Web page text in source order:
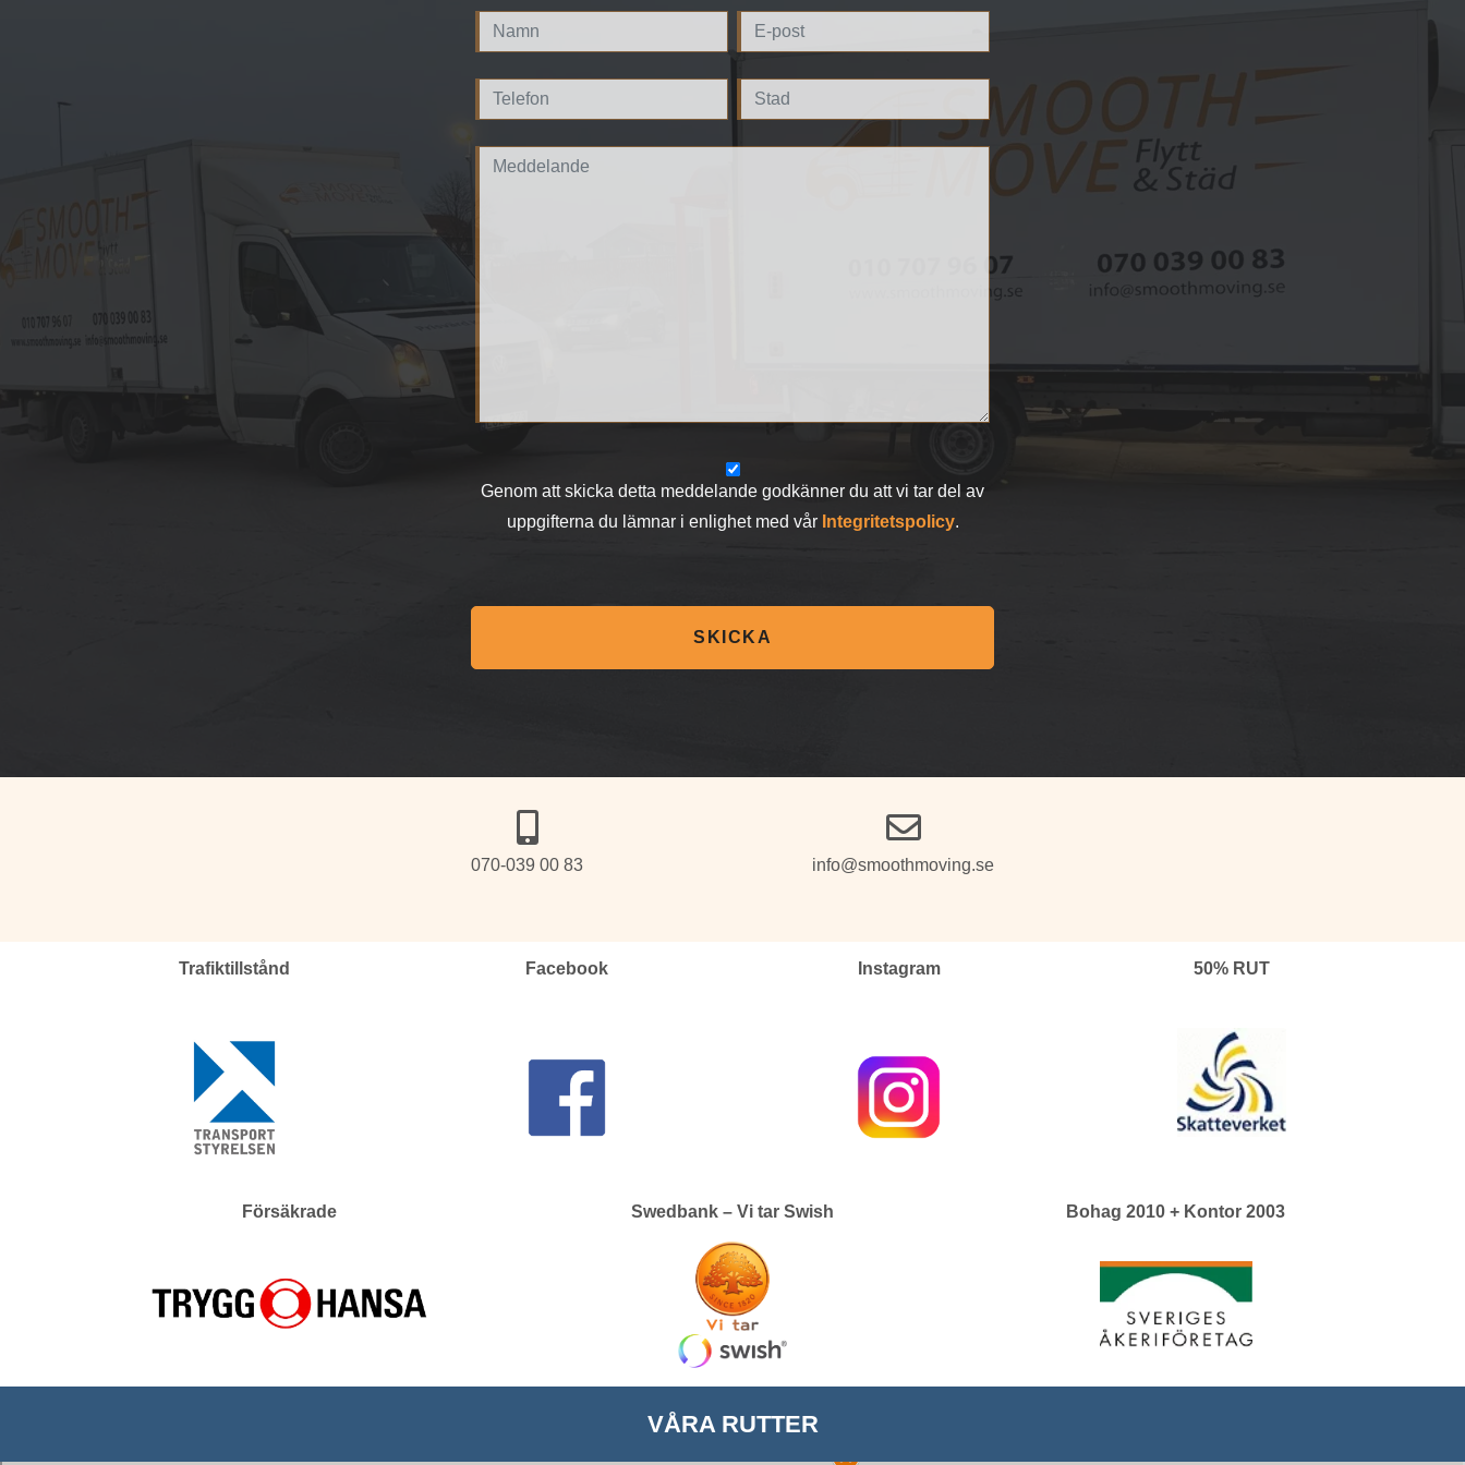
Genom att skicka detta meddelande godkänner du att vi tar del av
uppgifterna du lämnar i enlighet med vår Integritetspolicy.
SKICKA
070-039 00 83 info@smoothmoving.se
Trafiktillstånd Facebook Instagram 50% RUT
Försäkrade Swedbank – Vi tar Swish Bohag 2010 + Kontor 2003
VÅRA RUTTER